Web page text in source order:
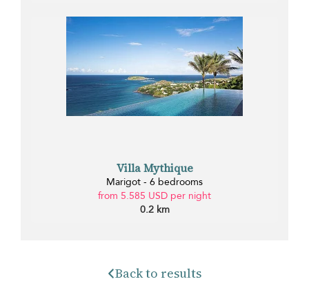
Villa Mythique
Marigot - 6 bedrooms
from 5.585 USD per night
0.2 km
Back to results